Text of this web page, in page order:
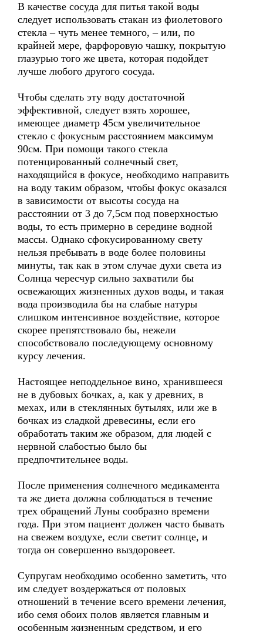
В качестве сосуда для питья такой воды
следует использовать стакан из фиолетового
стекла – чуть менее темного, – или, по
крайней мере, фарфоровую чашку, покрытую
глазурью того же цвета, которая подойдет
лучше любого другого сосуда.
Чтобы сделать эту воду достаточной
эффективной, следует взять хорошее,
имеющее диаметр 45см увеличительное
стекло с фокусным расстоянием максимум
90см. При помощи такого стекла
потенцированный солнечный свет,
находящийся в фокусе, необходимо направить
на воду таким образом, чтобы фокус оказался
в зависимости от высоты сосуда на
расстоянии от 3 до 7,5см под поверхностью
воды, то есть примерно в середине водной
массы. Однако сфокусированному свету
нельзя пребывать в воде более половины
минуты, так как в этом случае духи света из
Солнца чересчур сильно захватили бы
освежающих жизненных духов воды, и такая
вода производила бы на слабые натуры
слишком интенсивное воздействие, которое
скорее препятствовало бы, нежели
способствовало последующему основному
курсу лечения.
Настоящее неподдельное вино, хранившееся
не в дубовых бочках, а, как у древних, в
мехах, или в стеклянных бутылях, или же в
бочках из сладкой древесины, если его
обработать таким же образом, для людей с
нервной слабостью было бы
предпочтительнее воды.
После применения солнечного медикамента
та же диета должна соблюдаться в течение
трех обращений Луны сообразно времени
года. При этом пациент должен часто бывать
на свежем воздухе, если светит солнце, и
тогда он совершенно выздоровеет.
Супругам необходимо особенно заметить, что
им следует воздержаться от половых
отношений в течение всего времени лечения,
ибо семя обоих полов является главным и
особенным жизненным средством, и его